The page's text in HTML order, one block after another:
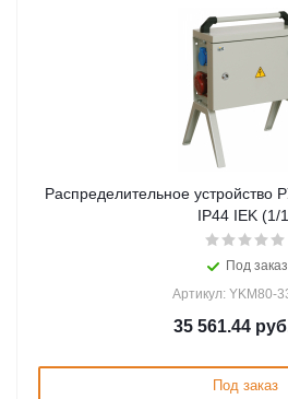
Распределительное устройство
IP44 IEK (1/
Под заказ
Артикул: YKM80-
35 561.44
Под заказ